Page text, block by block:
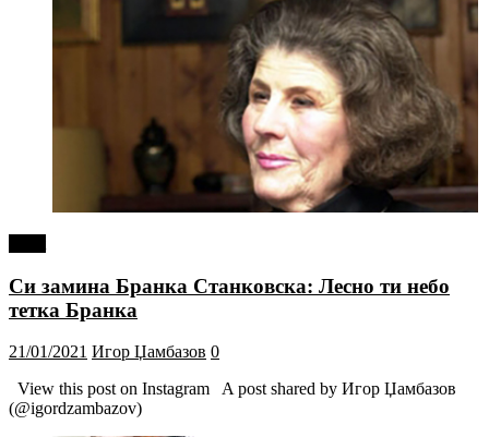
Си замина Бранка Станковска: Лесно ти небо
тетка Бранка
21/01/2021 Игор Џамбазов 0
View this post on Instagram A post shared by Игор Џамбазов
(@igordzambazov)